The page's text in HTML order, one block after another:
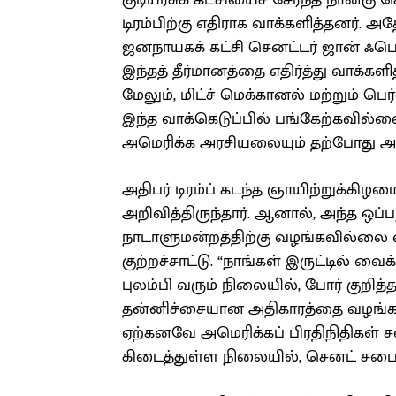
டிரம்பிற்கு எதிராக
ஜனநாயகக் கட்சி செனட்டர் ஜான்
இந்தத் தீர்மானத்தை எதிர்த்து
மேலும், மிட்ச் மெக்கானல் மற்றும்
இந்த வாக்கெடுப்பில்
அமெரிக்க அரசியலையும் தற்போது
அதிபர் டிரம்ப் கடந்த
அறிவித்திருந்தார். ஆனால், அந்த
நாடாளுமன்றத்திற்கு வழங்கவில்லை
குற்றச்சாட்டு. “நாங்கள் இருட்டில்
புலம்பி வரும் நிலையில், போர்
தன்னிச்சையான அதிகாரத்தை
ஏற்கனவே அமெரிக்கப்
கிடைத்துள்ள நிலையில், செனட்